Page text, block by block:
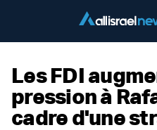
Les FDI
pression à
cadre d'une